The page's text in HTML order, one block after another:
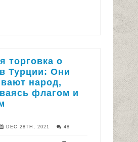
торговка о
Турции: Они
народ,
флагом и
DEC 28TH, 2021 48